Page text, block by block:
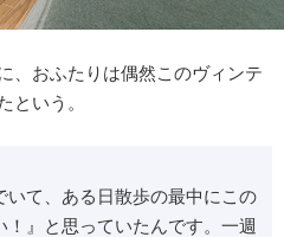
、おふたりは偶然このヴィンテ
という。
いて、ある日散歩の最中にこの
』と思っていたんです。一週